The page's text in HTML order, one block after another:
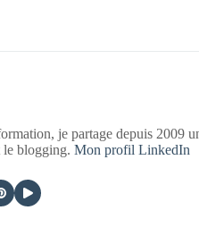
je partage depuis 2009
le blogging.Mon profil LinkedIn